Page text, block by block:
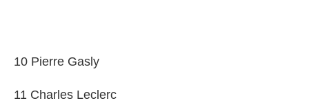
10 Pierre Gasly
11 Charles Leclerc